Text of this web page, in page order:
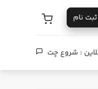
نام
: شروع چت